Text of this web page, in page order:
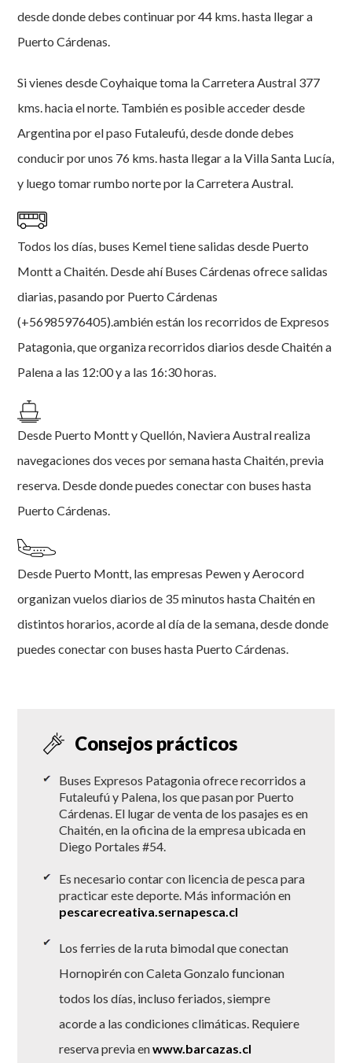
desde donde debes continuar por 44 kms. hasta llegar a
Puerto Cárdenas.
Si vienes desde Coyhaique toma la Carretera Austral 377
kms. hacia el norte. También es posible acceder desde
Argentina por el paso Futaleufú, desde donde debes
conducir por unos 76 kms. hasta llegar a la Villa Santa Lucía,
y luego tomar rumbo norte por la Carretera Austral.
Todos los días, buses Kemel tiene salidas desde Puerto
Montt a Chaitén. Desde ahí Buses Cárdenas ofrece salidas
diarias, pasando por Puerto Cárdenas
(+56985976405).ambién están los recorridos de Expresos
Patagonia, que organiza recorridos diarios desde Chaitén a
Palena a las 12:00 y a las 16:30 horas.
Desde Puerto Montt y Quellón, Naviera Austral realiza
navegaciones dos veces por semana hasta Chaitén, previa
reserva. Desde donde puedes conectar con buses hasta
Puerto Cárdenas.
Desde Puerto Montt, las empresas Pewen y Aerocord
organizan vuelos diarios de 35 minutos hasta Chaitén en
distintos horarios, acorde al día de la semana, desde donde
puedes conectar con buses hasta Puerto Cárdenas.
Consejos prácticos
Buses Expresos Patagonia ofrece recorridos a
Futaleufú y Palena, los que pasan por Puerto
Cárdenas. El lugar de venta de los pasajes es en
Chaitén, en la oficina de la empresa ubicada en
Diego Portales #54.
Es necesario contar con licencia de pesca para
practicar este deporte. Más información en
pescarecreativa.sernapesca.cl
Los ferries de la ruta bimodal que conectan
Hornopirén con Caleta Gonzalo funcionan
todos los días, incluso feriados, siempre
acorde a las condiciones climáticas. Requiere
reserva previa enwww.barcazas.cl